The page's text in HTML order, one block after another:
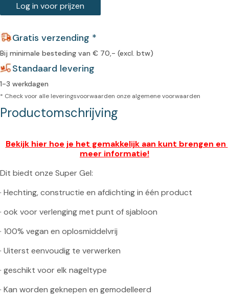
Log in voor prijzen
Gratis verzending *
Bij minimale besteding van € 70,- (excl. btw)
Standaard levering
1-3 werkdagen
* Check voor alle leveringsvoorwaarden onze algemene voorwaarden
Productomschrijving
Bekijk hier hoe je het gemakkelijk aan kunt brengen en
meer informatie!
Dit biedt onze Super Gel:
· Hechting, constructie en afdichting in één product
· ook voor verlenging met punt of sjabloon
· 100% vegan en oplosmiddelvrij
· Uiterst eenvoudig te verwerken
· geschikt voor elk nageltype
· Kan worden geknepen en gemodelleerd